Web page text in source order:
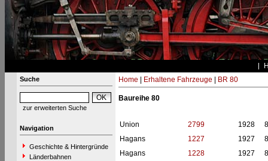
Suche
zur erweiterten Suche
Navigation
Geschichte & Hintergründe
Länderbahnen
Home Erhaltene Fahrzeuge BR 80
Baureihe 80
Union 2799 1928
Hagans
1227 1927
Hagans
1228 1927